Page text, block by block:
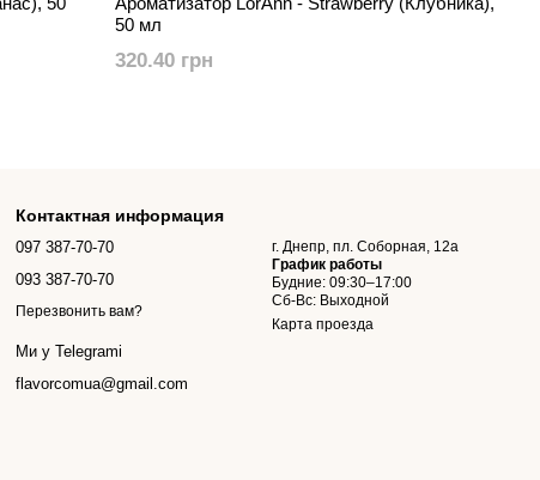
50 мл
320.40 грн
Контактная информация
097 387-70-70
093 387-70-70
Перезвонить вам?
Ми у Telegramі
flavorcomua@gmail.com
г. Днепр, пл. Соборная, 12а
График работы
Будние: 09:30–17:00
Сб-Вс: Выходной
Карта проезда